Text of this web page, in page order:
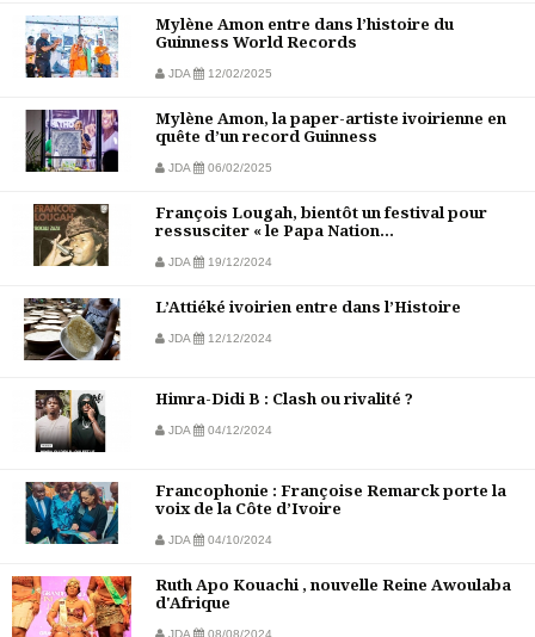
Mylène Amon entre dans l’histoire du
Guinness World Records
JDA 12/02/2025
Mylène Amon, la paper-artiste ivoirienne en
quête d’un record Guinness
JDA 06/02/2025
François Lougah, bientôt un festival pour
ressusciter « le Papa Nation...
JDA 19/12/2024
L’Attiéké ivoirien entre dans l’Histoire
JDA 12/12/2024
Himra-Didi B : Clash ou rivalité ?
JDA 04/12/2024
Francophonie : Françoise Remarck porte la
voix de la Côte d’Ivoire
JDA 04/10/2024
Ruth Apo Kouachi , nouvelle Reine Awoulaba
d'Afrique